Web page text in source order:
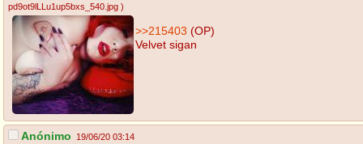
pd9ot9lLLu1up5bxs_540.jpg )
>>215403 (OP)
Velvet sigan
Anónimo 19/06/20 03:14